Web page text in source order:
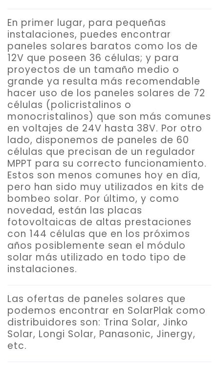
En primer lugar, para pequeñas
instalaciones, puedes encontrar
paneles solares baratos como los de
12V que poseen 36 células; y para
proyectos de un tamaño medio o
grande ya resulta más recomendable
hacer uso de los paneles solares de 72
células (policristalinos o
monocristalinos) que son más comunes
en voltajes de 24V hasta 38V. Por otro
lado, disponemos de paneles de 60
células que precisan de un regulador
MPPT para su correcto funcionamiento.
Estos son menos comunes hoy en día,
pero han sido muy utilizados en kits de
bombeo solar. Por último, y como
novedad, están las placas
fotovoltaicas de altas prestaciones
con 144 células que en los próximos
años posiblemente sean el módulo
solar más utilizado en todo tipo de
instalaciones.
Las ofertas de paneles solares que
podemos encontrar en SolarPlak como
distribuidores son: Trina Solar, Jinko
Solar, Longi Solar, Panasonic, Jinergy,
etc.